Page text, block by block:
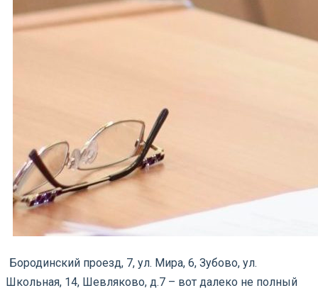
Бородинский проезд, 7, ул. Мира, 6, Зубово, ул.
Школьная, 14, Шевляково, д.7 – вот далеко не полный